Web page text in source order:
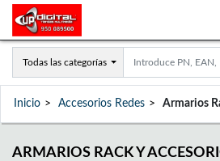
Todas las categorías
Inicio Accesorios Redes Armarios
ARMARIOS RACK Y